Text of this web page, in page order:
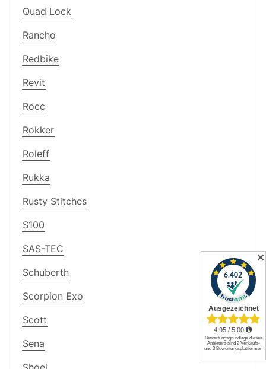
Quad Lock
Rancho
Redbike
Revit
Rocc
Rokker
Roleff
Rukka
Rusty Stitches
S100
SAS-TEC
Schuberth
Scorpion Exo
Scott
Sena
✕